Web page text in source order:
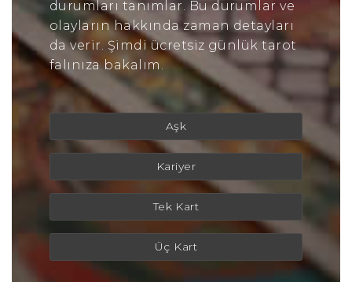
durumları tanımlar. Bu durumlar ve
olayların hakkında zaman detayları
da verir. Şimdi ücretsiz günlük tarot
falınıza bakalım.
Aşk
Kariyer
Tek Kart
Üç Kart